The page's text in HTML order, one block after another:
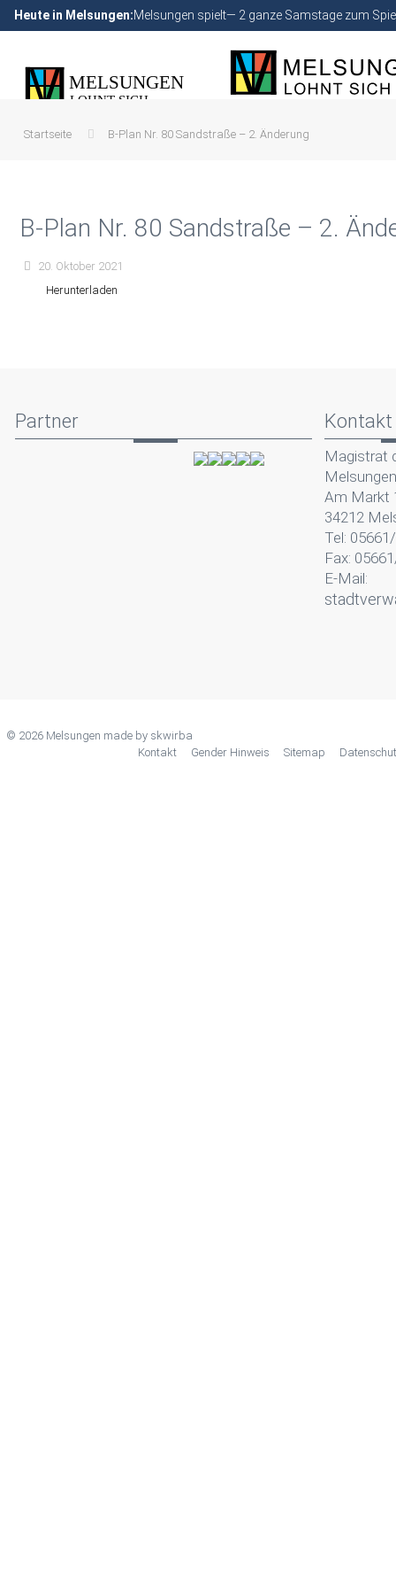
Heute in Melsungen:Melsungen spielt— 2 ganze Samstage zum
Startseite B-Plan Nr. 80 Sandstraße – 2. Änderung
B-Plan Nr. 80 Sandstraße – 2.
20. Oktober 2021
Herunterladen
Partner Kontakt
Magistrat
Melsungen
Am Markt
34212
Tel:
Fax:
E-Mail:
© 2026 Melsungen made by skwirba
Kontakt
Gender Hinweis Sitemap